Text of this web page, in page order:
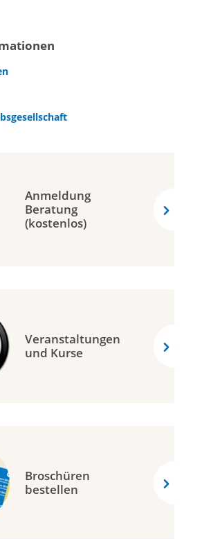
Anmeldung
Beratung
(kostenlos)
Veranstaltungen
und Kurse
Broschüren
bestellen